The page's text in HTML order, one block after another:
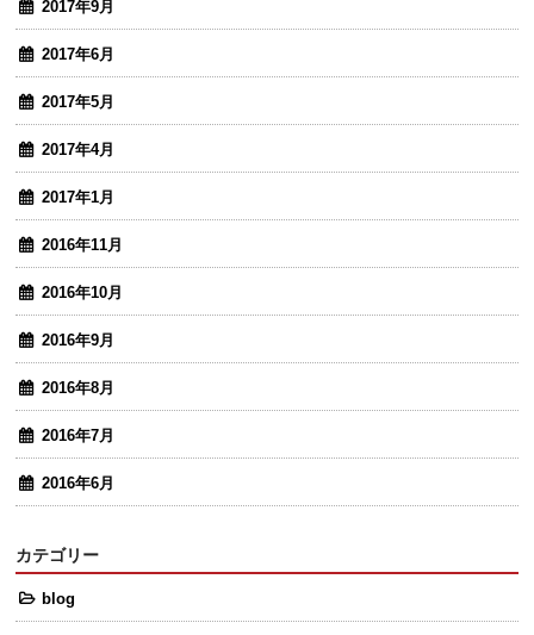
2017年9月
2017年6月
2017年5月
2017年4月
2017年1月
2016年11月
2016年10月
2016年9月
2016年8月
2016年7月
2016年6月
カテゴリー
blog